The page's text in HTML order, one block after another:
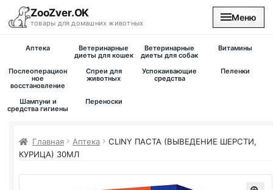
ZooZver.OK
товары для домашних животных
Меню
Каталог
Вакансии
Аптека
Ветеринарные
диеты для кошек
Ветеринарные
диеты для собак
Витамины
Послеоперацион
ное
восстановление
Спреи для
животных
Успокаивающие
средства
Пеленки
Шампуни и
средства гигиены
Переноски
Главная Аптека
CLINY ПАСТА (ВЫВЕДЕНИЕ ШЕРСТИ,
КУРИЦА) 30МЛ